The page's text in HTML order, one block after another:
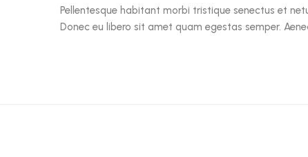
Pellentesque habitant morbi tristique senectus et
Donec eu libero sit amet quam egestas semper.